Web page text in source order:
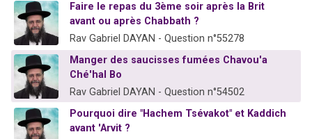
Faire le repas du 3ème soir après la Brit
avant ou après Chabbath ?
Rav Gabriel DAYAN - Question n°55278
Manger des saucisses fumées Chavou'a
Ché'hal Bo
Rav Gabriel DAYAN - Question n°54502
Pourquoi dire "Hachem Tsévakot" et Kaddich
avant 'Arvit ?